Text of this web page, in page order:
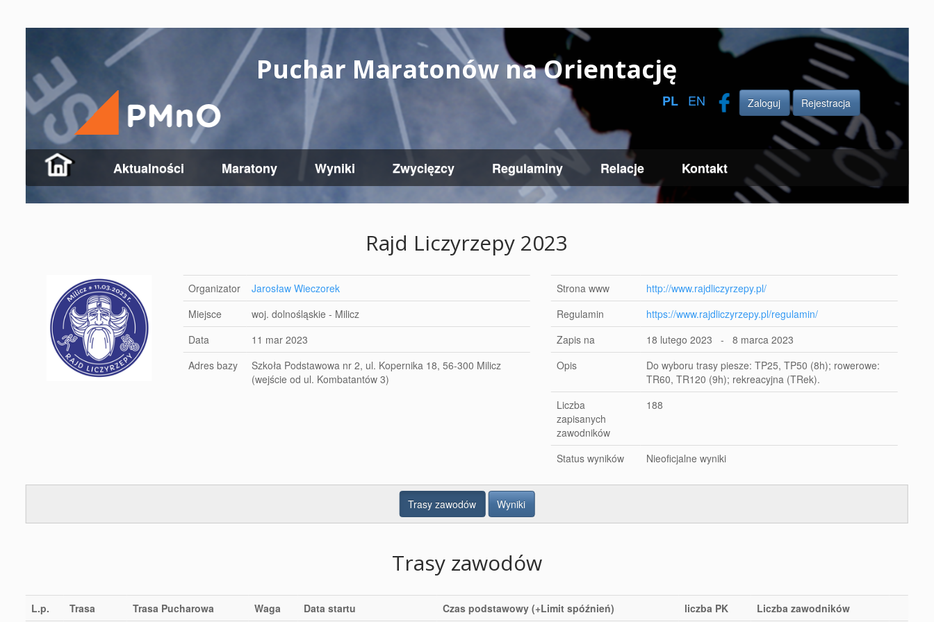
Puchar Maratonów na Orientację
PL EN Zaloguj Rejestracja
Aktualności Maratony Wyniki Zwycięzcy Regulaminy Relacje Kontakt
Rajd Liczyrzepy 2023
Organizator
Jarosław Wieczorek
Miejsce
woj. dolnośląskie - Milicz
Data
11 mar 2023
Adres bazy
Szkoła Podstawowa nr 2, ul. Kopernika 18, 56-300 Milicz
(wejście od ul. Kombatantów 3)
Strona www
http://www.rajdliczyrzepy.pl/
Regulamin
https://www.rajdliczyrzepy.pl/regulamin/
Zapis na
18 lutego 2023 - 8 marca 2023
Opis
Do wyboru trasy piesze: TP25, TP50 (8h); rowerowe:
TR60, TR120 (9h); rekreacyjna (TRek).
Liczba
zapisanych
zawodników
188
Status wyników Nieoficjalne wyniki
Trasy zawodów Wyniki
Trasy zawodów
L.p. Trasa Trasa Pucharowa Waga Data startu Czas podstawowy (+Limit spóźnień) liczba PK Liczba zawodników